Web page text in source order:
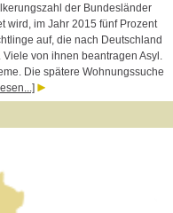
der Bundesländer
wird, im Jahr 2015 fünf Prozent
auf, die nach Deutschland
Viele von ihnen beantragen Asyl.
Die spätere Wohnungssuche